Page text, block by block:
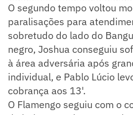
O segundo tempo voltou
paralisações para
sobretudo do lado do
negro, Joshua conseguiu
à área adversária após
individual, e Pablo Lúcio
cobrança aos 13'.
O Flamengo seguiu com o